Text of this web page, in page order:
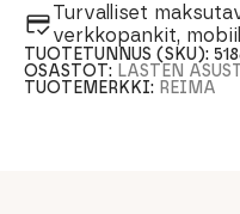
Turvalliset
verkkopankit,
TUOTETUNNUS (SKU):
OSASTOT: LASTEN
TUOTEMERKKI: REIMA